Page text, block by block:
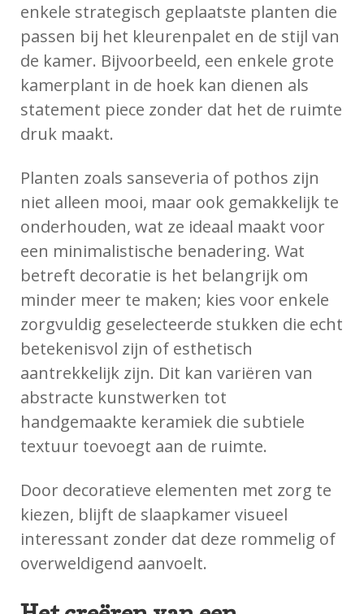
enkele strategisch geplaatste planten die
passen bij het kleurenpalet en de stijl van
de kamer. Bijvoorbeeld, een enkele grote
kamerplant in de hoek kan dienen als
statement piece zonder dat het de ruimte
druk maakt.
Planten zoals sanseveria of pothos zijn
niet alleen mooi, maar ook gemakkelijk te
onderhouden, wat ze ideaal maakt voor
een minimalistische benadering. Wat
betreft decoratie is het belangrijk om
minder meer te maken; kies voor enkele
zorgvuldig geselecteerde stukken die echt
betekenisvol zijn of esthetisch
aantrekkelijk zijn. Dit kan variëren van
abstracte kunstwerken tot
handgemaakte keramiek die subtiele
textuur toevoegt aan de ruimte.
Door decoratieve elementen met zorg te
kiezen, blijft de slaapkamer visueel
interessant zonder dat deze rommelig of
overweldigend aanvoelt.